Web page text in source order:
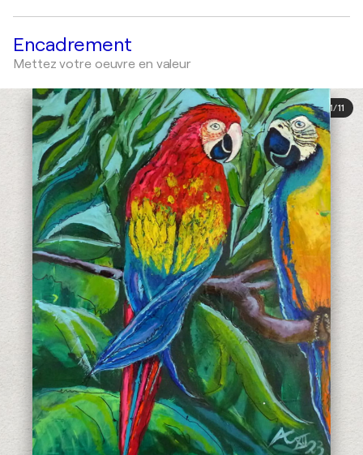
Encadrement
Mettez votre oeuvre en valeur
1/11